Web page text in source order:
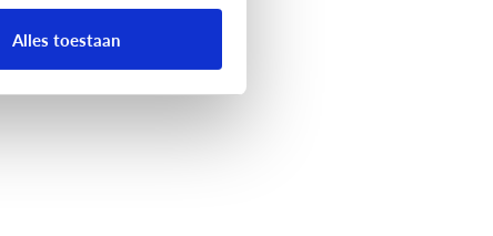
Alles toestaan